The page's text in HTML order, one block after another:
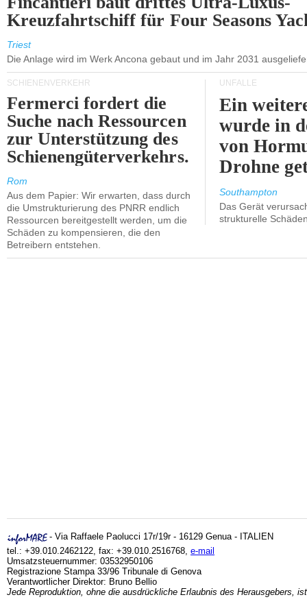
Kreuzfahrtschiff für Four Seasons
Triest
Die Anlage wird im Werk Ancona gebaut und im Jahr 2031
SCHIENENVERKEHR
Fermerci fordert die
Suche nach Ressourcen
zur Unterstützung des
Schienengüterverkehrs.
Rom
Aus dem Papier: Wir erwarten, dass durch
die Umstrukturierung des PNRR endlich
Ressourcen bereitgestellt werden, um die
Schäden zu kompensieren, die den
Betreibern entstehen.
UNFÄLLE
Ein
wurde in
von
Drohne
Southampton
Das Gerät
strukturelle
- Via Raffaele Paolucci 17r/19r - 16129 Genua - ITALIEN
tel.: +39.010.2462122, fax: +39.010.2516768, e-mail
Umsatzsteuernummer: 03532950106
Registrazione Stampa 33/96 Tribunale di Genova
Verantwortlicher Direktor: Bruno Bellio
Jede Reproduktion, ohne die ausdrückliche Erlaubnis des Herausgebers,